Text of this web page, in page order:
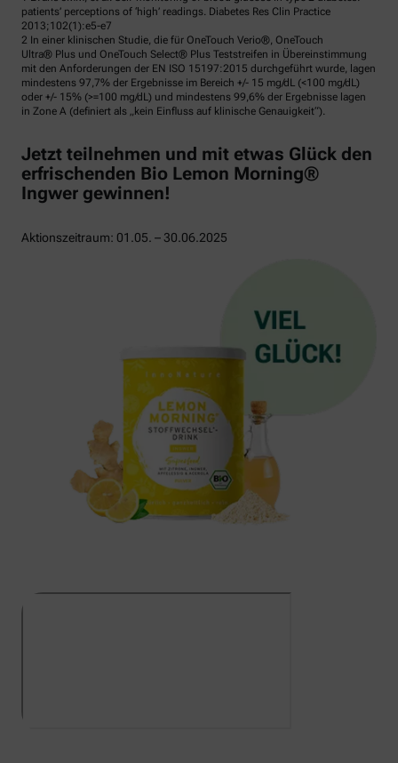
patients’ perceptions of ‘high’ readings. Diabetes Res Clin Practice
2013;102(1):e5-e7
2 In einer klinischen Studie, die für OneTouch Verio®, OneTouch
Ultra® Plus und OneTouch Select® Plus Teststreifen in Übereinstimmung
mit den Anforderungen der EN ISO 15197:2015 durchgeführt wurde, lagen
mindestens 97,7% der Ergebnisse im Bereich +/- 15 mg/dL (<100 mg/dL)
oder +/- 15% (>=100 mg/dL) und mindestens 99,6% der Ergebnisse lagen
in Zone A (definiert als „kein Einfluss auf klinische Genauigkeit“).
Jetzt teilnehmen und mit etwas Glück den
erfrischenden Bio Lemon Morning®
Ingwer gewinnen!
Aktionszeitraum: 01.05. – 30.06.2025